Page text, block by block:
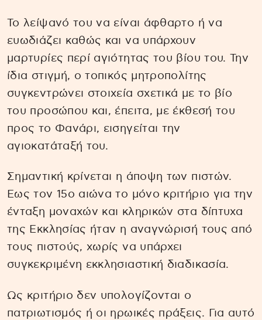
Το λείψανό του να είναι άφθαρτο ή να
ευωδιάζει καθώς και να υπάρχουν
μαρτυρίες περί αγιότητας του βίου του. Την
ίδια στιγμή, ο τοπικός μητροπολίτης
συγκεντρώνει στοιχεία σχετικά με το βίο
του προσώπου και, έπειτα, με έκθεσή του
προς το Φανάρι, εισηγείται την
αγιοκατάταξή του.
Σημαντική κρίνεται η άποψη των πιστών.
Εως τον 15ο αιώνα το μόνο κριτήριο για την
ένταξη μοναχών και κληρικών στα δίπτυχα
της Εκκλησίας ήταν η αναγνώρισή τους από
τους πιστούς, χωρίς να υπάρχει
συγκεκριμένη εκκλησιαστική διαδικασία.
Ως κριτήριο δεν υπολογίζονται ο
πατριωτισμός ή οι ηρωικές πράξεις. Για αυτό